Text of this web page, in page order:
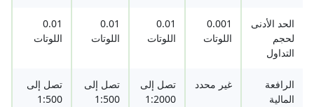
الحد الأدنى
لحجم
التداول
0.001
اللوتات
0.01
اللوتات
0.01
اللوتات
0.01
اللوتات
الرافعة
المالية
غير محدد
تصل إلى
1:2000
تصل إلى
1:500
تصل إلى
1:500